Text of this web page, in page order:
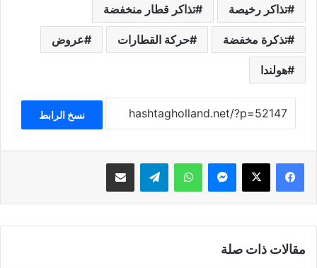
تذاكر رخيصة تذاكر قطار منخفضة
تذكرة مخفضة حركة القطارات عروض
هولندا
نسخ الرابط
فيسبوك ‫X ماسنجر واتساب تيلقرام مشاركة عبر البريد
مقالات ذات صلة